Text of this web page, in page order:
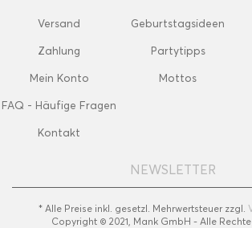
Versand
Zahlung
Mein Konto
FAQ - Häufige Fragen
Kontakt
Geburtstagsideen
Partytipps
Mottos
NEWSLETTER
* Alle Preise inkl. gesetzl. Mehrwertsteuer zzgl.
Copyright © 2021, Mank GmbH - Alle